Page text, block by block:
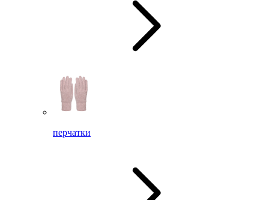
перчатки